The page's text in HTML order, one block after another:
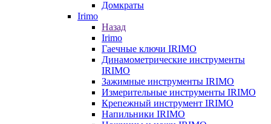
Домкраты
Irimo
Назад
Irimo
Гаечные ключи IRIMO
Динамометрические инструменты
IRIMO
Зажимные инструменты IRIMO
Измерительные инструменты IRIMO
Крепежный инструмент IRIMO
Напильники IRIMO